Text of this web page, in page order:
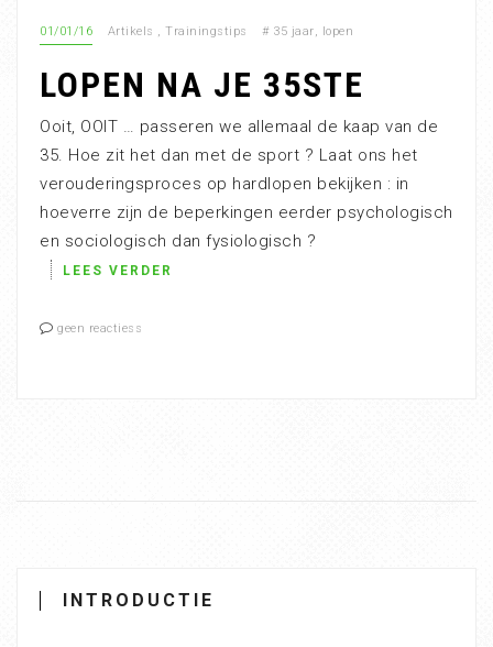
01/01/16 Artikels , Trainingstips # 35 jaar, lopen
LOPEN NA JE 35STE
Ooit, OOIT … passeren we allemaal de kaap van de
35. Hoe zit het dan met de sport ? Laat ons het
verouderingsproces op hardlopen bekijken : in
hoeverre zijn de beperkingen eerder psychologisch
en sociologisch dan fysiologisch ?
LEES VERDER
geen reactiess
INTRODUCTIE